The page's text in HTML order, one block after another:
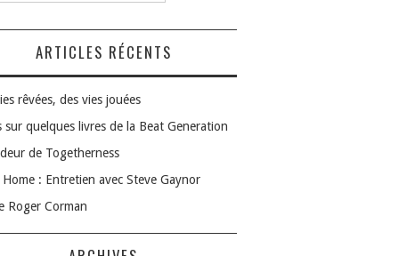
ARTICLES RÉCENTS
rêvées, des vies jouées
sur quelques livres de la Beat Generation
de Togetherness
: Entretien avec Steve Gaynor
Roger Corman